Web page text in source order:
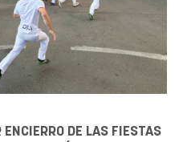
DE LAS FIESTAS